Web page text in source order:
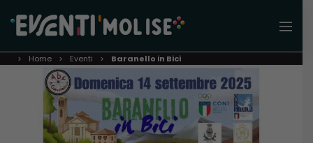
Home Eventi Baranello in Bici